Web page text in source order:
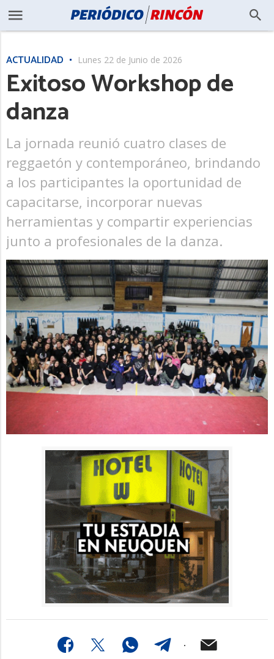
ACTUALIDAD Lunes 22 de Junio de 2026
Exitoso Workshop de
danza
La jornada reunió cuatro clases de
reggaetón y contemporáneo, brindando
a los participantes la oportunidad de
capacitarse, incorporar nuevas
herramientas y compartir experiencias
junto a profesionales de la danza.